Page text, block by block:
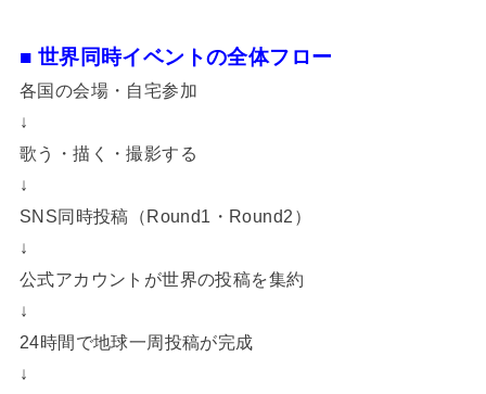
■ 世界同時イベントの全体フロー
各国の会場・自宅参加
↓
歌う・描く・撮影する
↓
SNS同時投稿（Round1・Round2）
↓
公式アカウントが世界の投稿を集約
↓
24時間で地球一周投稿が完成
↓